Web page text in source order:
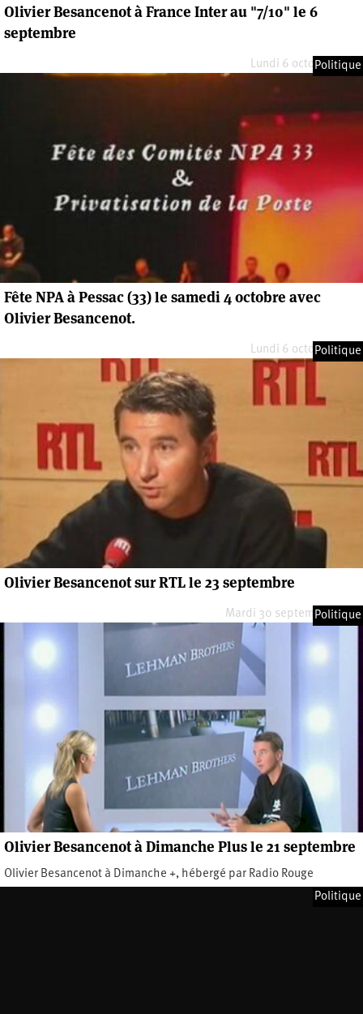
Olivier Besancenot à France Inter au "7/10" le 6
septembre
Lundi 6 octobre 2008
Politique
Fête NPA à Pessac (33) le samedi 4 octobre avec
Olivier Besancenot.
Lundi 6 octobre 2008
Politique
Olivier Besancenot sur RTL le 23 septembre
Mardi 30 septembre 2008
Politique
Olivier Besancenot à Dimanche Plus le 21 septembre
Olivier Besancenot à Dimanche +, hébergé par Radio Rouge
Mardi 30 septembre 2008
Politique